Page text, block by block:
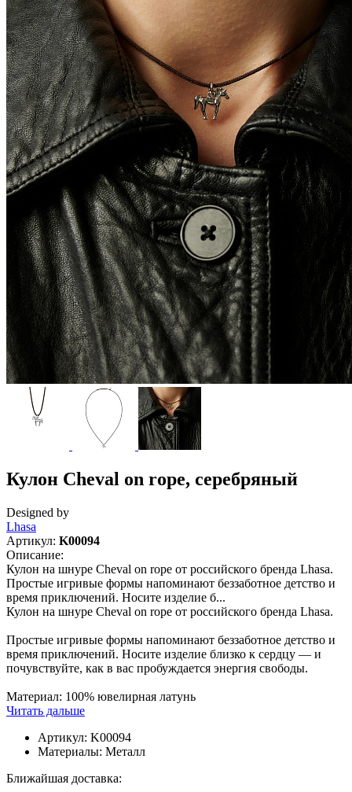
Кулон Cheval on rope, серебряный
Designed by
Lhasa
Артикул: K00094
Описание:
Кулон на шнуре Cheval on rope от российского бренда Lhasa.
Простые игривые формы напоминают беззаботное детство и
время приключений. Носите изделие б...
Кулон на шнуре Cheval on rope от российского бренда Lhasa.
Простые игривые формы напоминают беззаботное детство и
время приключений. Носите изделие близко к сердцу — и
почувствуйте, как в вас пробуждается энергия свободы.
Материал: 100% ювелирная латунь
Читать дальше
Артикул: K00094
Материалы: Металл
Ближайшая доставка: